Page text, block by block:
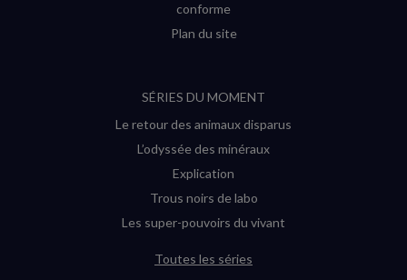
conforme
Plan du site
SÉRIES DU MOMENT
Le retour des animaux disparus
L’odyssée des minéraux
Explication
Trous noirs de labo
Les super-pouvoirs du vivant
Toutes les séries